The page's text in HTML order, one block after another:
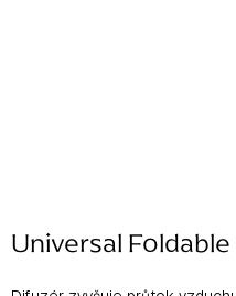
Universal